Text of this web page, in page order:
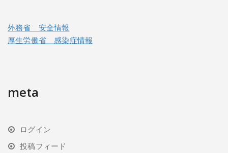
外務省 安全情報
厚生労働省 感染症情報
meta
ログイン
投稿フィード